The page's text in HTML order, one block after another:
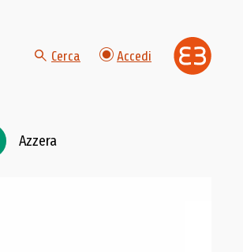
Cerca Accedi
Azzera